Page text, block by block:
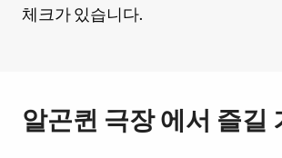
체크가 있습니다.
알곤퀸 극장 에서 즐길